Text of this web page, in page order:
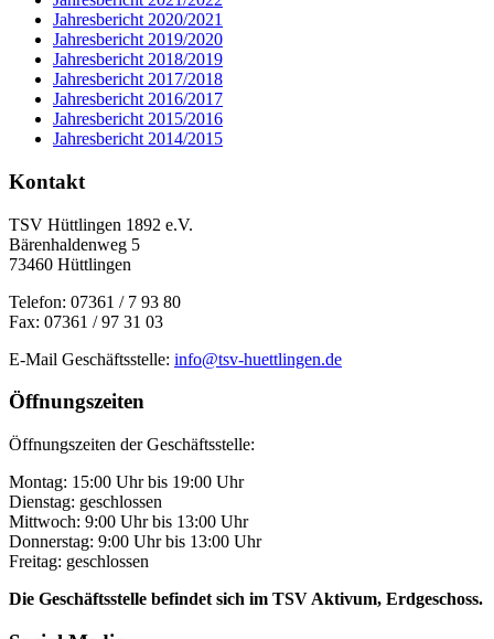
Jah­res­be­richt 2020/2021
Jah­res­be­richt 2019/2020
Jah­res­be­richt 2018/2019
Jah­res­be­richt 2017/2018
Jah­res­be­richt 2016/2017
Jah­res­be­richt 2015/2016
Jah­res­be­richt 2014/2015
Kontakt
TSV Hüttlingen 1892 e.V.
Bärenhaldenweg 5
73460 Hüttlingen
Telefon: 07361 / 7 93 80
Fax: 07361 / 97 31 03
E-Mail Geschäftsstelle: info@tsv-huettlingen.de
Öffnungszeiten
Öffnungszeiten der Geschäftsstelle:
Montag: 15:00 Uhr bis 19:00 Uhr
Dienstag: geschlossen
Mittwoch: 9:00 Uhr bis 13:00 Uhr
Donnerstag: 9:00 Uhr bis 13:00 Uhr
Freitag: geschlossen
Die Geschäftsstelle befindet sich im TSV Aktivum, Erdgeschoss.